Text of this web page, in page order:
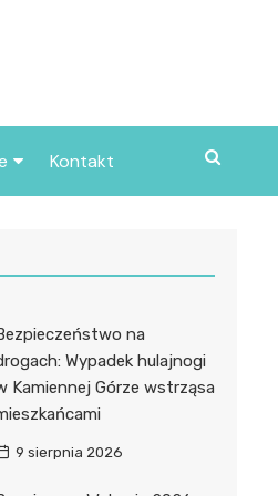
Kontakt
na
Wypadek hulajnogi
Kamiennej Górze wstrząsa
9 sierpnia 2026